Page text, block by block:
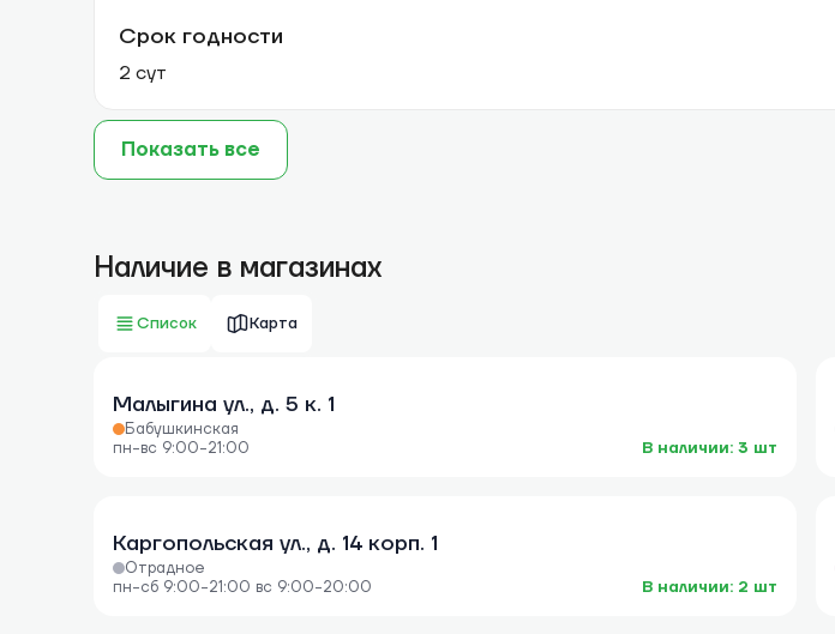
Срок годности
2 сут
Показать все
Наличие в магазинах
Список Карта
Малыгина ул., д. 5 к. 1
Бабушкинская
пн-вс 9:00-21:00
В наличии: 3 шт
Каргопольская ул., д. 14 корп. 1
Отрадное
пн-сб 9:00-21:00 вс 9:00-20:00
В наличии: 2 шт